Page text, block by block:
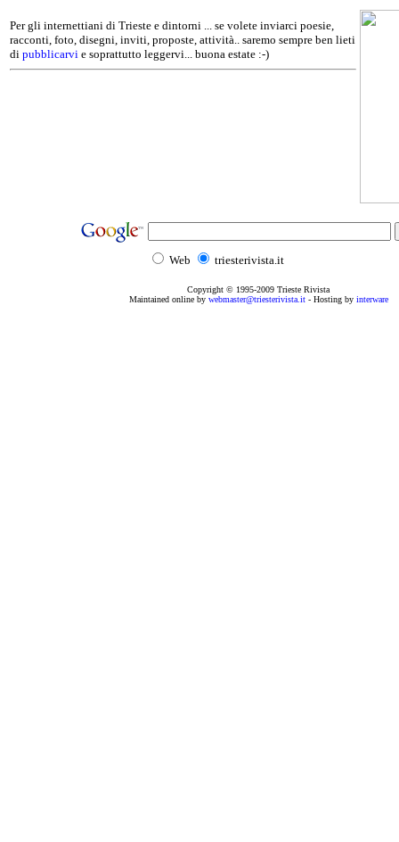
Per gli internettiani di Trieste e dintorni ... se volete inviarci poesie,
racconti, foto, disegni, inviti, proposte, attività.. saremo sempre ben lieti
di pubblicarvi e soprattutto leggervi... buona estate :-)
Web triesterivista.it
Copyright © 1995-2009 Trieste Rivista
Maintained online by webmaster@triesterivista.it- Hosting by interware